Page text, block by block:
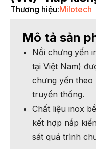
Thương hiệu:Milotech
Mô tả sản
Nồi chưng yến
tại Việt Nam)
chưng yến theo
truyền thống.
Chất liệu inox
kết hợp nắp
sát quá trình